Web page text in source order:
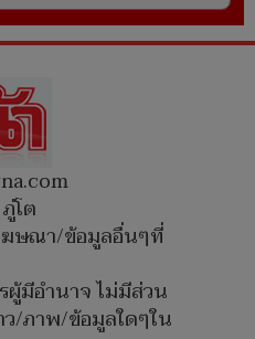
โต
ษณา/ข้อมูลอื่นๆที่
ผู้มีอำนาจ ไม่มีส่วน
ว/ภาพ/ข้อมูลใดๆใน